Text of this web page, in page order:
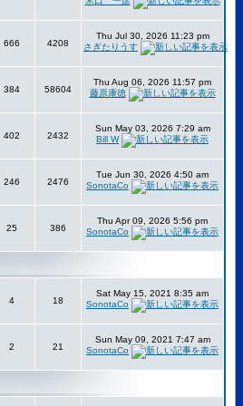
666 4208
Thu Jul 30, 2026 11:23 pm
さぎたりうす
384 58604
Thu Aug 06, 2026 11:57 pm
藤原康徳
402 2432
Sun May 03, 2026 7:29 am
Bill W
246 2476
Tue Jun 30, 2026 4:50 am
SonotaCo
25 386
Thu Apr 09, 2026 5:56 pm
SonotaCo
4 18
Sat May 15, 2021 8:35 am
SonotaCo
2 21
Sun May 09, 2021 7:47 am
SonotaCo